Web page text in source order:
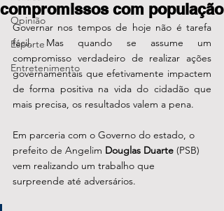
Opinião
Esporte
Entretenimento
compromissos com população
Governar nos tempos de hoje não é tarefa
fácil. Mas quando se assume um
compromisso verdadeiro de realizar ações
governamentais que efetivamente impactem
de forma positiva na vida do cidadão que
mais precisa, os resultados valem a pena.
Em parceria com o Governo do estado, o
prefeito de Angelim Douglas Duarte (PSB)
vem realizando um trabalho que
surpreende até adversários.